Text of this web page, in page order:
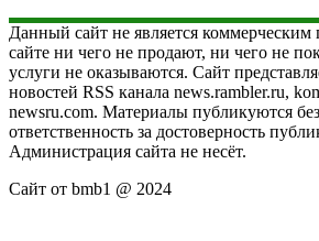
Данный сайт не является
сайте ни чего не продают, ни чего не
услуги не оказываются. Сайт
новостей RSS канала news.rambler.ru,
newsru.com. Материалы публикуются
ответственность за достоверность
Администрация сайта не несёт.
Сайт от bmb1 @ 2024